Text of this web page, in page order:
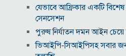
যেভাবে আফ্রিকার একটি
সেনসেশন
পুরুষ নির্যাতন দমন আইন চেয়ে
ভিআইপি-সিআইপিসহ সবার জন্য